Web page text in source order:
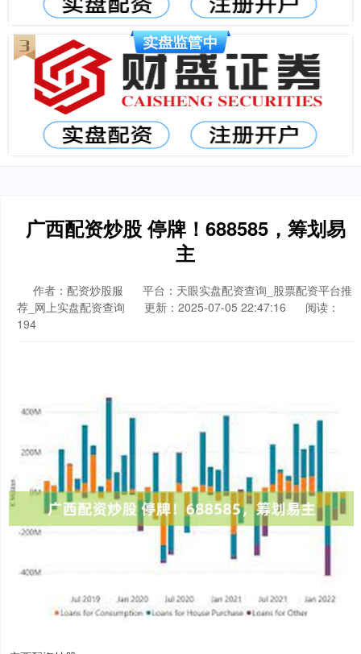
广西配资炒股 停牌！688585，筹划易
主
作者：配资炒股服
平台：天眼实盘配资查询_股票配资平台推
荐_网上实盘配资查询
更新：2025-07-05 22:47:16
阅读：
194